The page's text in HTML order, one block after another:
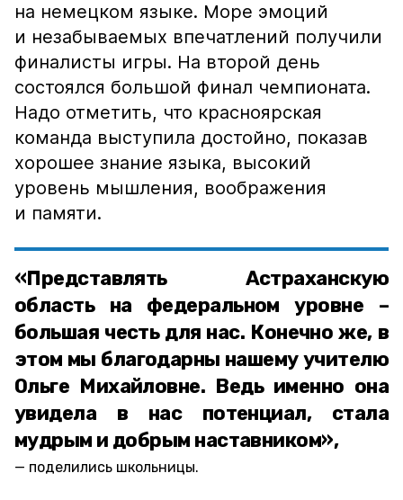
на немецком языке. Море эмоций
и незабываемых впечатлений получили
финалисты игры. На второй день
состоялся большой финал чемпионата.
Надо отметить, что красноярская
команда выступила достойно, показав
хорошее знание языка, высокий
уровень мышления, воображения
и памяти.
«Представлять Астраханскую
область на федеральном уровне –
большая честь для нас. Конечно же, в
этом мы благодарны нашему учителю
Ольге Михайловне. Ведь именно она
увидела в нас потенциал, стала
мудрым и добрым наставником»,
поделились школьницы.